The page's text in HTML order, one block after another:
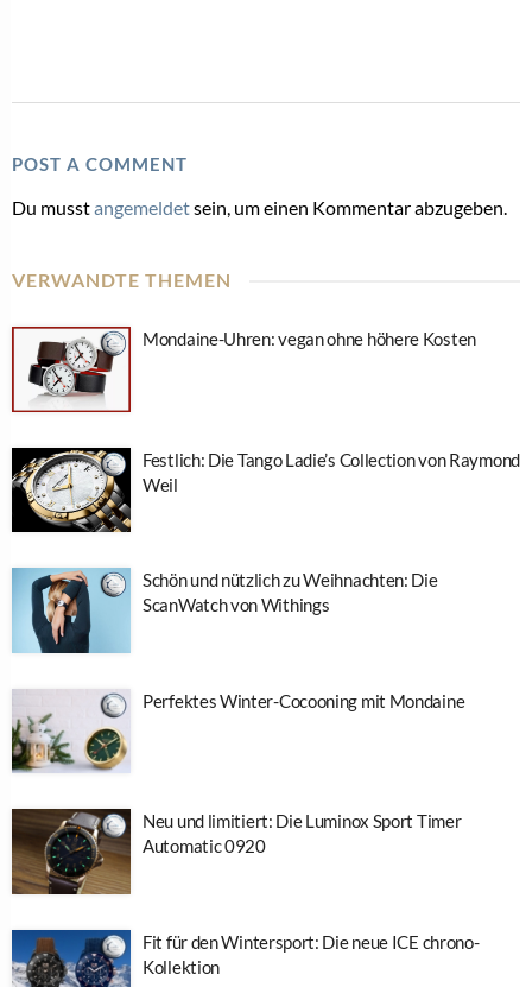
POST A COMMENT
Du musstangemeldetsein, um einen Kommentar abzugeben.
VERWANDTE THEMEN
Mondaine-Uhren: vegan ohne höhere Kosten
Festlich: Die Tango Ladie’s Collection von Raymond
Weil
Schön und nützlich zu Weihnachten: Die
ScanWatch von Withings
Perfektes Winter-Cocooning mit Mondaine
Neu und limitiert: Die Luminox Sport Timer
Automatic 0920
Fit für den Wintersport: Die neue ICE chrono-
Kollektion